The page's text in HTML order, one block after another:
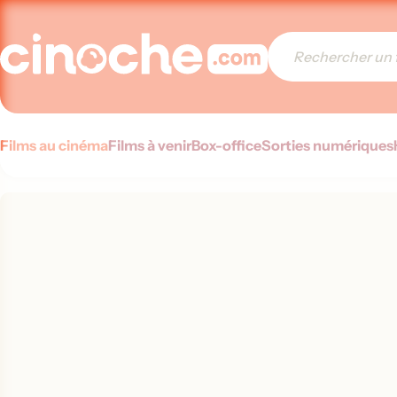
Films au cinémaFilms à venirBox-officeSorties numériques